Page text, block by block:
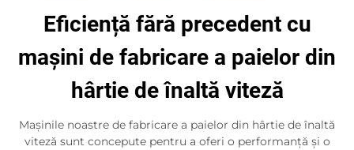
Eficiență fără precedent cu
mașini de fabricare a paielor din
hârtie de înaltă viteză
Mașinile noastre de fabricare a paielor din hârtie de înaltă
viteză sunt concepute pentru a oferi o performanță și o